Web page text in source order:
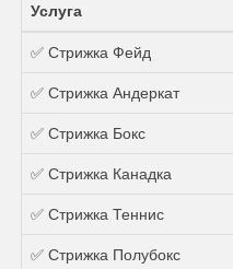
Услуга
✅ Стрижка Фейд
✅ Стрижка Андеркат
✅ Стрижка Бокс
✅ Стрижка Канадка
✅ Стрижка Теннис
✅ Стрижка Полубокс